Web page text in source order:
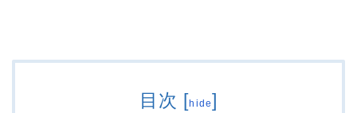
目次 [hide]